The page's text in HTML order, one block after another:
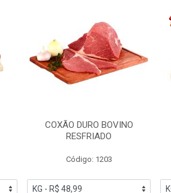
COXÃO DURO BOVINO
RESFRIADO
Código: 1203